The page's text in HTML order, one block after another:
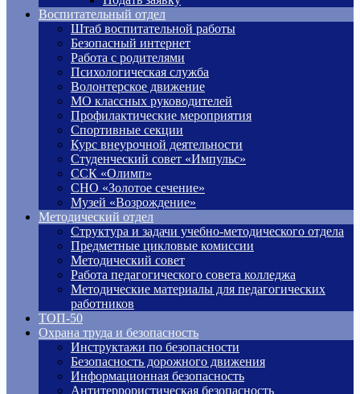
Воспитательный отдел
Штаб воспитательной работы
Безопасный интернет
Работа с родителями
Психологическая служба
Волонтерское движение
МО классных руководителей
Профилактические мероприятия
Спортивные секции
Курс внеурочной деятельности
Студенческий совет «Импульс»
ССК «Олимп»
СНО «Золотое сечение»
Музей «Возрождение»
Методический отдел
Структура и задачи учебно-методического отдела
Предметные цикловые комиссии
Методический совет
Работа педагогического совета колледжа
Методические материалы для педагогических
работников
ТОП-50
Охрана труда и безопасность
Инструктажи по безопасности
Безопасность дорожного движения
Информационная безопасность
Антитеррористическая безопасность